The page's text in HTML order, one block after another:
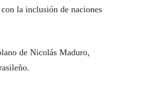
la inclusión de naciones
de Nicolás Maduro,